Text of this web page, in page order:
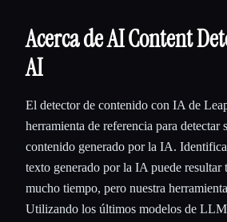
Acerca de AI Content
AI
El detector de contenido con IA de
herramienta de referencia para detectar
contenido generado por la IA.
texto generado por la IA puede resultar
mucho tiempo, pero nuestra
Utilizando los últimos modelos de